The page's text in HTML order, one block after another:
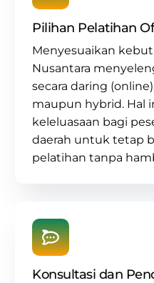
Pilihan Pelatihan
Menyesuaikan
Nusantara
secara daring
maupun hybrid. Hal
keleluasaan bagi
daerah untuk tetap
pelatihan tanpa
Konsultasi dan